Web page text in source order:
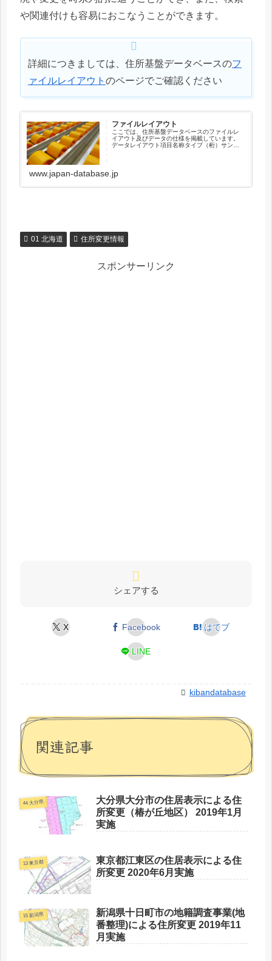
や関連付けも容易におこなうことができます。
詳細につきましては、住所基盤データベースのフ
ァイルレイアウト のページでご確認ください
ファイルレイアウト
ここでは、住所基盤データベースのファイルレ
イアウト及びデータの仕様を掲載しています。
データレイアウト項目名称タイプ（桁）サンプ
www.japan-database.jp
01 北海道 住所変更情報
スポンサーリンク
シェアする
X Facebook はてブ
LINE
kibandatabase
関連記事
44 大分県
大分県大分市の住居表示による住
所変更（椿が丘地区） 2019年1月
実施
13 東京都
東京都江東区の住居表示による住
所変更 2020年6月実施
15 新潟県
新潟県十日町市の地籍調査事業(地
番整理)による住所変更 2019年11
月実施